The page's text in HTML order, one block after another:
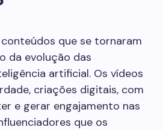
que se tornaram
da evolução das
artificial. Os vídeos
criações digitais, com
e gerar engajamento nas
que os